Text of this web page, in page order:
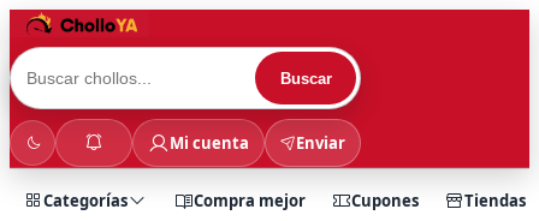
Buscar
Mi cuenta Enviar
Categorías Compra mejor Cupones Tiendas